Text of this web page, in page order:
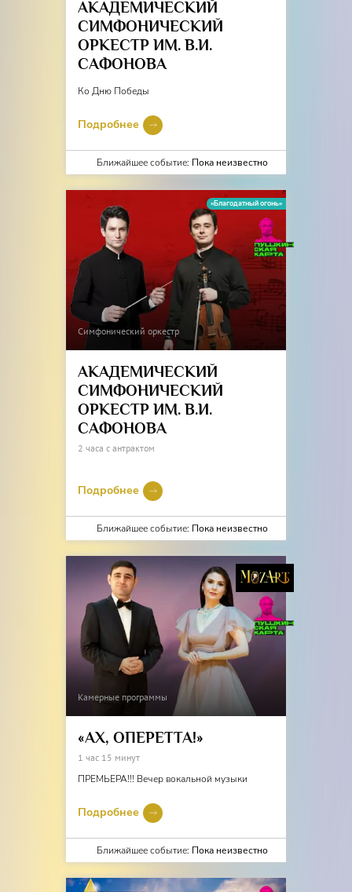
АКАДЕМИЧЕСКИЙ
СИМФОНИЧЕСКИЙ
ОРКЕСТР ИМ. В.И.
САФОНОВА
Ко Дню Победы
Подробнее
Ближайшее событие: Пока неизвестно
«Благодатный огонь»
Симфонический оркестр
АКАДЕМИЧЕСКИЙ
СИМФОНИЧЕСКИЙ
ОРКЕСТР ИМ. В.И.
САФОНОВА
2 часа с антрактом
Подробнее
Ближайшее событие: Пока неизвестно
Камерные программы
«АХ, ОПЕРЕТТА!»
1 час 15 минут
ПРЕМЬЕРА!!! Вечер вокальной музыки
Подробнее
Ближайшее событие: Пока неизвестно